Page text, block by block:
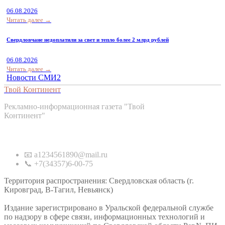
06.08.2026
Читать далее →
Свердловчане недоплатили за свет и тепло более 2 млрд рублей
06.08.2026
Читать далее →
Новости СМИ2
Твой Континент
Рекламно-информационная газета "Твой
Континент"
📧 a1234561890@mail.ru
📞 +7(34357)6-00-75
Территория распространения: Свердловская область (г.
Кировград, В-Тагил, Невьянск)
Издание зарегистрировано в Уральской федеральной службе
по надзору в сфере связи, информационных технологий и